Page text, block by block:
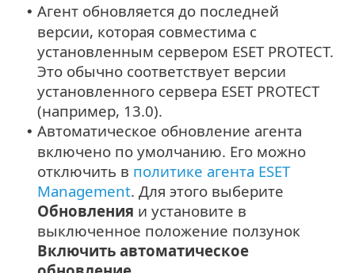
• Агент обновляется до последней
версии, которая совместима с
установленным сервером ESET PROTECT.
Этo обычно соответствует версии
установленного сервера ESET PROTECT
(например, 13.0).
• Автоматическое обновление агента
включено по умолчанию. Его можно
отключить в политике агента ESET
Management. Для этого выберите
Обновления и установите в
выключенное положение ползунок
Включить автоматическое